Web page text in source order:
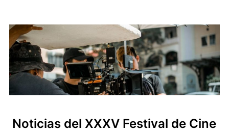
Noticias del XXXV Festival de Cine